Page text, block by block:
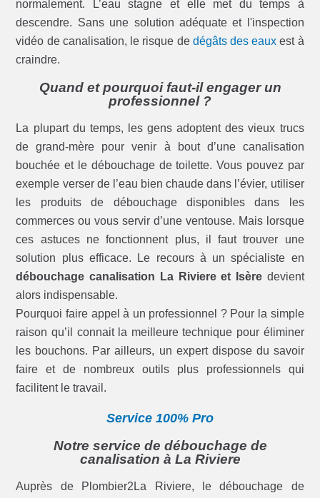
normalement. L’eau stagne et elle met du temps à
descendre. Sans une solution adéquate et l'inspection
vidéo de canalisation, le risque de dégâts des eaux est à
craindre.
Quand et pourquoi faut-il engager un
professionnel ?
La plupart du temps, les gens adoptent des vieux trucs
de grand-mère pour venir à bout d’une canalisation
bouchée et le débouchage de toilette. Vous pouvez par
exemple verser de l’eau bien chaude dans l’évier, utiliser
les produits de débouchage disponibles dans les
commerces ou vous servir d’une ventouse. Mais lorsque
ces astuces ne fonctionnent plus, il faut trouver une
solution plus efficace. Le recours à un spécialiste en
débouchage canalisation La Riviere et Isèredevient
alors indispensable.
Pourquoi faire appel à un professionnel ? Pour la simple
raison qu’il connait la meilleure technique pour éliminer
les bouchons. Par ailleurs, un expert dispose du savoir
faire et de nombreux outils plus professionnels qui
facilitent le travail.
Service 100% Pro
Notre service de débouchage de
canalisation à La Riviere
Auprès de Plombier2La Riviere, le débouchage de